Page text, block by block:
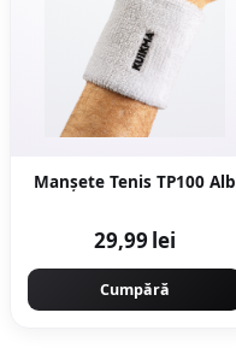
Manșete Tenis TP100 Alb
29,99 lei
Cumpără